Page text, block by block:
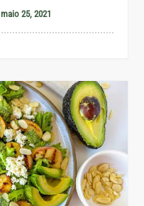
maio 25, 2021